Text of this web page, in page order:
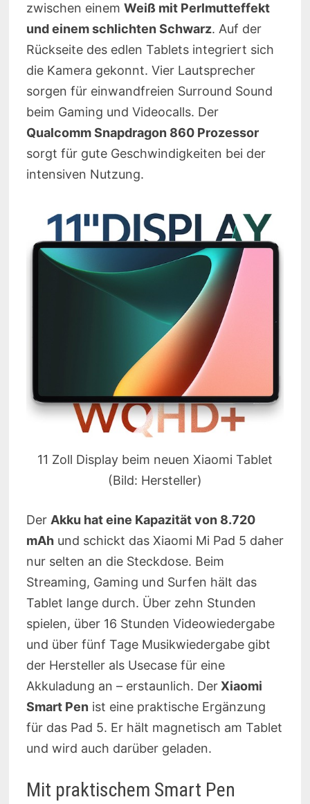
zwischen einem Weiß mit Perlmutteffekt
und einem schlichten Schwarz. Auf der
Rückseite des edlen Tablets integriert sich
die Kamera gekonnt. Vier Lautsprecher
sorgen für einwandfreien Surround Sound
beim Gaming und Videocalls. Der
Qualcomm Snapdragon 860 Prozessor
sorgt für gute Geschwindigkeiten bei der
intensiven Nutzung.
11 Zoll Display beim neuen Xiaomi Tablet
(Bild: Hersteller)
Der Akku hat eine Kapazität von 8.720
mAhund schickt das Xiaomi Mi Pad 5 daher
nur selten an die Steckdose. Beim
Streaming, Gaming und Surfen hält das
Tablet lange durch. Über zehn Stunden
spielen, über 16 Stunden Videowiedergabe
und über fünf Tage Musikwiedergabe gibt
der Hersteller als Usecase für eine
Akkuladung an – erstaunlich. DerXiaomi
Smart Pen ist eine praktische Ergänzung
für das Pad 5. Er hält magnetisch am Tablet
und wird auch darüber geladen.
Mit praktischem Smart Pen